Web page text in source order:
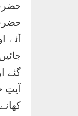
آئے
گئے
آیتِ